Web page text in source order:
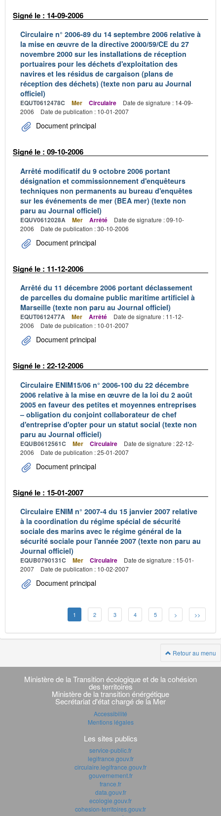
Signé le : 14-09-2006
Circulaire n° 2006-89 du 14 septembre 2006 relative à
la mise en œuvre de la directive 2000/59/CE du 27
novembre 2000 sur les installations de réception
portuaires pour les déchets d'exploitation des
navires et les résidus de cargaison (plans de
réception des déchets) (texte non paru au Journal
officiel)
EQUT0612478C Mer Circulaire
Date de signature : 14-09-
2006
Date de publication : 10-01-2007
Document principal
Signé le : 09-10-2006
Arrêté modificatif du 9 octobre 2006 portant
désignation et commissionnement d'enquêteurs
techniques non permanents au bureau d'enquêtes
sur les événements de mer (BEA mer) (texte non
paru au Journal officiel)
EQUV0612028A Mer Arrêté
Date de signature : 09-10-
2006
Date de publication : 30-10-2006
Document principal
Signé le : 11-12-2006
Arrêté du 11 décembre 2006 portant déclassement
de parcelles du domaine public maritime artificiel à
Marseille (texte non paru au Journal officiel)
EQUT0612477A Mer Arrêté
Date de signature : 11-12-
2006
Date de publication : 10-01-2007
Document principal
Signé le : 22-12-2006
Circulaire ENIM15/06 n° 2006-100 du 22 décembre
2006 relative à la mise en œuvre de la loi du 2 août
2005 en faveur des petites et moyennes entreprises
– obligation du conjoint collaborateur de chef
d'entreprise d'opter pour un statut social (texte non
paru au Journal officiel)
EQUB0612561C Mer Circulaire
Date de signature : 22-12-
2006
Date de publication : 25-01-2007
Document principal
Signé le : 15-01-2007
Circulaire ENIM n° 2007-4 du 15 janvier 2007 relative
à la coordination du régime spécial de sécurité
sociale des marins avec le régime général de la
sécurité sociale pour l'année 2007 (texte non paru au
Journal officiel)
EQUB0790131C Mer Circulaire
Date de signature : 15-01-
2007
Date de publication : 10-02-2007
Document principal
1 2 3 4 5 > >>
Retour au menu
Navigation
transverse
Ministère de la Transition écologique et de la cohésion
des territoires
Ministère de la transition énérgétique
Secrétariat d'état chargé de la Mer
Accessibilité
Mentions légales
Les sites publics
service-public.fr
legifrance.gouv.fr
circulaire.legifrance.gouv.fr
gouvernement.fr
france.fr
data.gouv.fr
ecologie.gouv.fr
cohesion-territoires.gouv.fr